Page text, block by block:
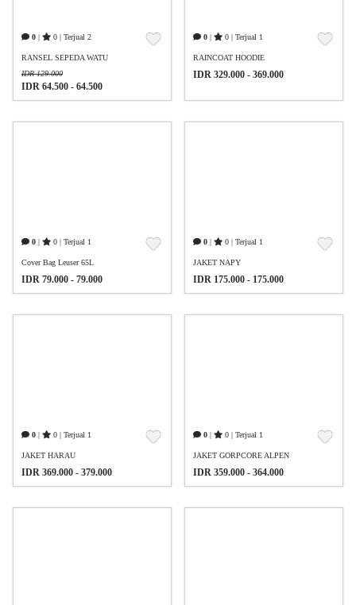
0 | 0 | Terjual 2
RANSEL SEPEDA WATU
IDR 129.000
IDR 64.500 - 64.500
0 | 0 | Terjual 1
RAINCOAT HOODIE
IDR 329.000 - 369.000
0 | 0 | Terjual 1
Cover Bag Leuser 65L
IDR 79.000 - 79.000
0 | 0 | Terjual 1
JAKET NAPY
IDR 175.000 - 175.000
0 | 0 | Terjual 1
JAKET HARAU
IDR 369.000 - 379.000
0 | 0 | Terjual 1
JAKET GORPCORE ALPEN
IDR 359.000 - 364.000